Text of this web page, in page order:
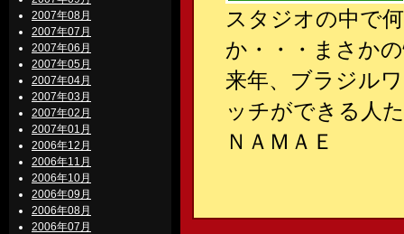
2007年08月
2007年07月
2007年06月
2007年05月
2007年04月
2007年03月
2007年02月
2007年01月
2006年12月
2006年11月
2006年10月
2006年09月
2006年08月
2006年07月
スタジオの中で
か・・・まさか
来年、ブラジル
ッチができる人
ＮＡＭＡＥ